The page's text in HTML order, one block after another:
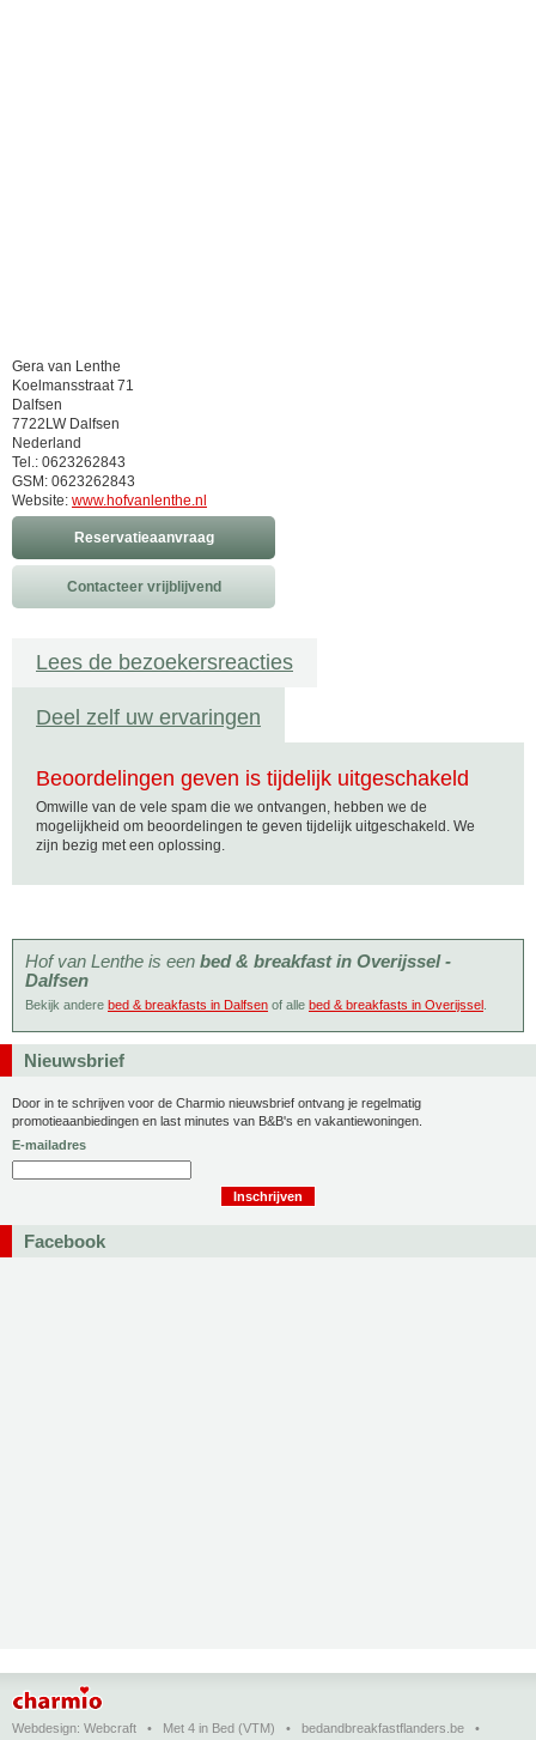
Gera van Lenthe
Koelmansstraat 71
Dalfsen
7722LW Dalfsen
Nederland
Tel.: 0623262843
GSM: 0623262843
Website: www.hofvanlenthe.nl
Reservatieaanvraag
Contacteer vrijblijvend
Lees de bezoekersreacties
Deel zelf uw ervaringen
Beoordelingen geven is tijdelijk uitgeschakeld
Omwille van de vele spam die we ontvangen, hebben we de
mogelijkheid om beoordelingen te geven tijdelijk uitgeschakeld. We
zijn bezig met een oplossing.
Hof van Lenthe is een bed & breakfast in Overijssel -
Dalfsen
Bekijk andere bed & breakfasts in Dalfsen of alle bed & breakfasts in Overijssel
Nieuwsbrief
Door in te schrijven voor de Charmio nieuwsbrief ontvang je regelmatig
promotieaanbiedingen en last minutes van B&B's en vakantiewoningen.
E-mailadres
Facebook
Webdesign: Webcraft • Met 4 in Bed (VTM) • bedandbreakfastflanders.be •